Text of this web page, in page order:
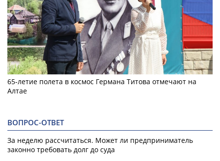
65-летие полета в космос Германа Титова отмечают на
Алтае
ВОПРОС-ОТВЕТ
За неделю рассчитаться. Может ли предприниматель
законно требовать долг до суда